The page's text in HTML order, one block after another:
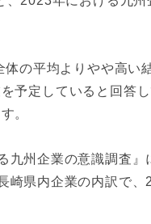
の平均よりやや高い
予定していると回答
。
九州企業の意識調査
崎県内企業の内訳で